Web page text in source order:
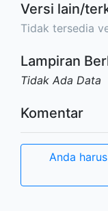
Versi lain/
Tidak tersedia
Lampiran
Tidak Ada Data
Komentar
Anda